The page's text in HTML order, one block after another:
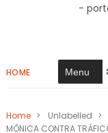
-
HOME
Home > Unlabelled >
MÔNICA CONTRA